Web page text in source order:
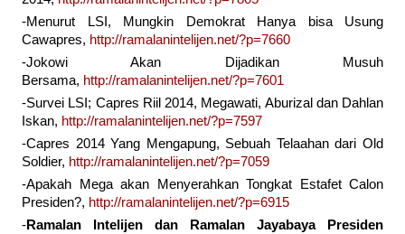
-Menurut LSI, Mungkin Demokrat Hanya bisa Usung
Cawapres, http://ramalanintelijen.net/?p=7660
-Jokowi Akan Dijadikan Musuh
Bersama, http://ramalanintelijen.net/?p=7601
-Survei LSI; Capres Riil 2014, Megawati, Aburizal dan Dahlan
Iskan, http://ramalanintelijen.net/?p=7597
-Capres 2014 Yang Mengapung, Sebuah Telaahan dari Old
Soldier, http://ramalanintelijen.net/?p=7059
-Apakah Mega akan Menyerahkan Tongkat Estafet Calon
Presiden?, http://ramalanintelijen.net/?p=6915
-Ramalan Intelijen dan Ramalan Jayabaya Presiden